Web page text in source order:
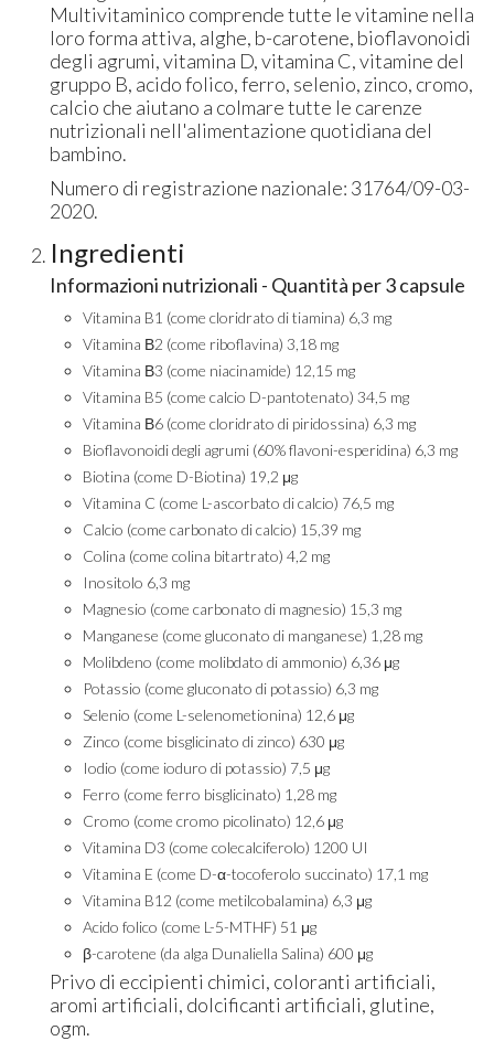
Multivitaminico comprende tutte le vitamine nella
loro forma attiva, alghe, b-carotene, bioflavonoidi
degli agrumi, vitamina D, vitamina C, vitamine del
gruppo B, acido folico, ferro, selenio, zinco, cromo,
calcio che aiutano a colmare tutte le carenze
nutrizionali nell'alimentazione quotidiana del
bambino.
Numero di registrazione nazionale: 31764/09-03-
2020.
Ingredienti
Informazioni nutrizionali - Quantità per 3 capsule
Vitamina B1 (come cloridrato di tiamina) 6,3 mg
Vitamina Β2 (come riboflavina) 3,18 mg
Vitamina Β3 (come niacinamide) 12,15 mg
Vitamina B5 (come calcio D-pantotenato) 34,5 mg
Vitamina Β6 (come cloridrato di piridossina) 6,3 mg
Bioflavonoidi degli agrumi (60% flavoni-esperidina) 6,3 mg
Biotina (come D-Biotina) 19,2 μg
Vitamina C (come L-ascorbato di calcio) 76,5 mg
Calcio (come carbonato di calcio) 15,39 mg
Colina (come colina bitartrato) 4,2 mg
Inositolo 6,3 mg
Magnesio (come carbonato di magnesio) 15,3 mg
Manganese (come gluconato di manganese) 1,28 mg
Molibdeno (come molibdato di ammonio) 6,36 μg
Potassio (come gluconato di potassio) 6,3 mg
Selenio (come L-selenometionina) 12,6 μg
Zinco (come bisglicinato di zinco) 630 μg
Iodio (come ioduro di potassio) 7,5 μg
Ferro (come ferro bisglicinato) 1,28 mg
Cromo (come cromo picolinato) 12,6 μg
Vitamina D3 (come colecalciferolo) 1200 UI
Vitamina E (come D-α-tocoferolo succinato) 17,1 mg
Vitamina B12 (come metilcobalamina) 6,3 μg
Acido folico (come L-5-MTHF) 51 μg
β-carotene (da alga Dunaliella Salina) 600 μg
Privo di eccipienti chimici, coloranti artificiali,
aromi artificiali, dolcificanti artificiali, glutine,
ogm.